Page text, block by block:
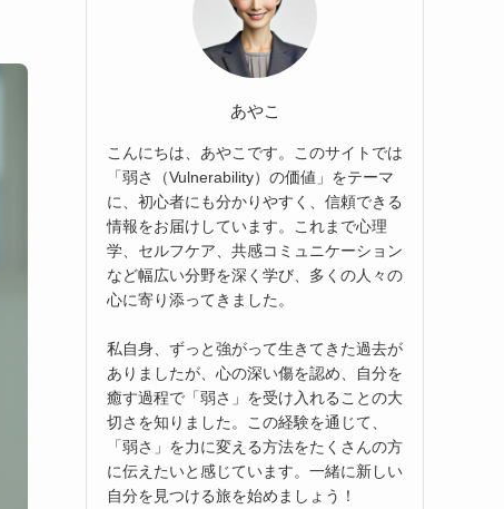
あやこ
こんにちは、あやこです。このサイトでは
「弱さ（Vulnerability）の価値」をテーマ
に、初心者にも分かりやすく、信頼できる
情報をお届けしています。これまで心理
学、セルフケア、共感コミュニケーション
など幅広い分野を深く学び、多くの人々の
心に寄り添ってきました。
私自身、ずっと強がって生きてきた過去が
ありましたが、心の深い傷を認め、自分を
癒す過程で「弱さ」を受け入れることの大
切さを知りました。この経験を通じて、
「弱さ」を力に変える方法をたくさんの方
に伝えたいと感じています。一緒に新しい
自分を見つける旅を始めましょう！